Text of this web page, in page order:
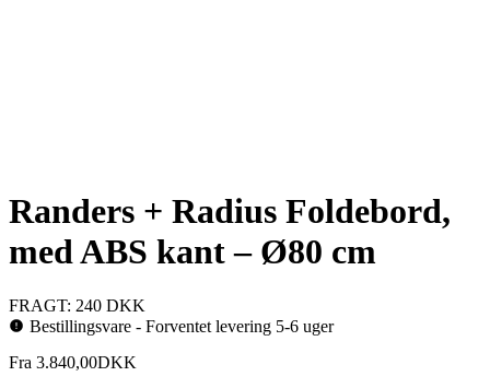
Randers + Radius Foldebord,
med ABS kant – Ø80 cm
FRAGT: 240 DKK
Bestillingsvare - Forventet levering 5-6 uger
Fra 3.840,00DKK